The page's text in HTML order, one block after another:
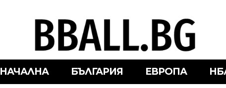
НАЧАЛНА БЪЛГАРИЯ ЕВРОПА